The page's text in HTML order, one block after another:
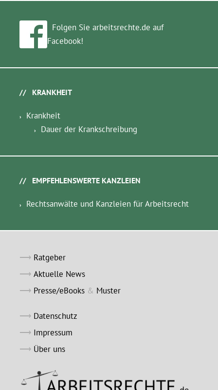
Folgen Sie arbeitsrechte.de auf
Facebook!
KRANKHEIT
Krankheit
Dauer der Krankschreibung
EMPFEHLENSWERTE KANZLEIEN
Rechtsanwälte und Kanzleien für Arbeitsrecht
Ratgeber
Aktuelle News
Presse/eBooks & Muster
Datenschutz
Impressum
Über uns